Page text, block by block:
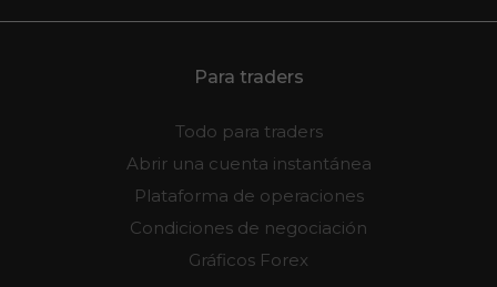
Para traders
Todo para traders
Abrir una cuenta instantánea
Plataforma de operaciones
Condiciones de negociación
Gráficos Forex